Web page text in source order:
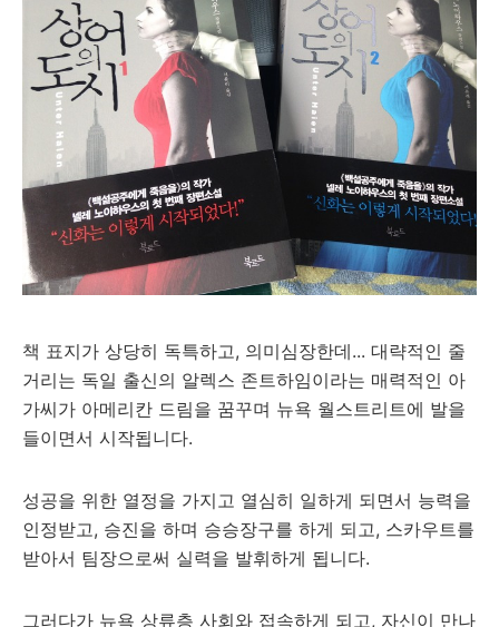
책 표지가 상당히 독특하고, 의미심장한데... 대략적인 줄
거리는 독일 출신의 알렉스 존트하임이라는 매력적인 아
가씨가 아메리칸 드림을 꿈꾸며 뉴욕 월스트리트에 발을
들이면서 시작됩니다.
성공을 위한 열정을 가지고 열심히 일하게 되면서 능력을
인정받고, 승진을 하며 승승장구를 하게 되고, 스카우트를
받아서 팀장으로써 실력을 발휘하게 됩니다.
그러다가 뉴욕 상류층 사회와 접속하게 되고, 자신이 만나